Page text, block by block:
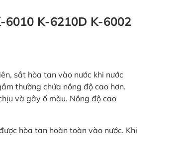
6010 K-6210D K-6002
sắt hòa tan vào nước khi nước
thường chứa nồng độ cao hơn.
và gây ố màu. Nồng độ cao
hòa tan hoàn toàn vào nước. Khi